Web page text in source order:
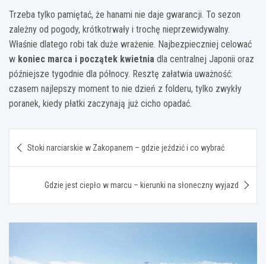
Trzeba tylko pamiętać, że hanami nie daje gwarancji. To sezon
zależny od pogody, krótkotrwały i trochę nieprzewidywalny.
Właśnie dlatego robi tak duże wrażenie. Najbezpieczniej celować
w koniec marca i początek kwietnia dla centralnej Japonii oraz
późniejsze tygodnie dla północy. Resztę załatwia uważność:
czasem najlepszy moment to nie dzień z folderu, tylko zwykły
poranek, kiedy płatki zaczynają już cicho opadać.
wpisu
Stoki narciarskie w Zakopanem – gdzie jeździć i co wybrać
Gdzie jest ciepło w marcu – kierunki na słoneczny wyjazd